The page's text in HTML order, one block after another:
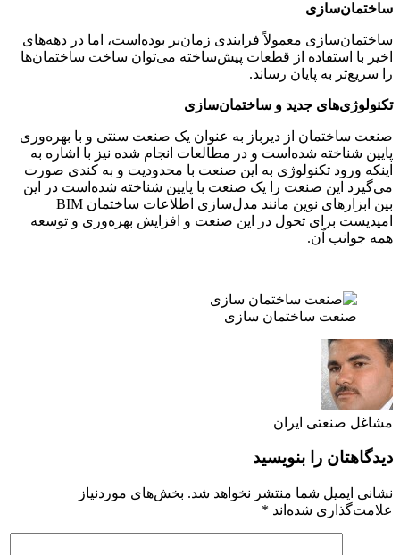
معمولاً فرایندی زمان‌بر بوده‌است، اما در دهه‌های
از قطعات پیش‌ساخته می‌توان ساخت ساختمان‌ها
رساند.
جدید و ساختمان‌سازی
از دیرباز به عنوان یک صنعت سنتی و با بهره‌وری
شده‌است و در مطالعات انجام شده نیز با اشاره به
به این صنعت با محدودیت و به کندی صورت
را یک صنعت با پایین شناخته شده‌است در این
بین ابزارهای نوین مانند مدل‌سازی اطلاعات ساختمان BIM
تحول در این صنعت و افزایش بهره‌وری و توسعه
ساختمان سازی
ایران
بنویسید
شما منتشر نخواهد شد. بخش‌های موردنیاز
شده‌اند*